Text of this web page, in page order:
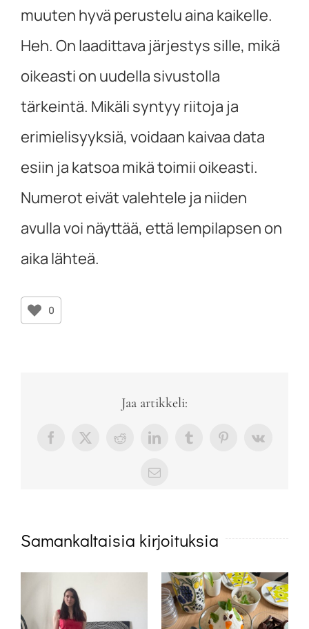
muuten hyvä perustelu aina kaikelle.
Heh. On laadittava järjestys sille, mikä
oikeasti on uudella sivustolla
tärkeintä. Mikäli syntyy riitoja ja
erimielisyyksiä, voidaan kaivaa data
esiin ja katsoa mikä toimii oikeasti.
Numerot eivät valehtele ja niiden
avulla voi näyttää, että lempilapsen on
aika lähteä.
0
Jaa artikkeli:
Facebook
X RedditLinkedInTumblrPinterest
Vk
sähköposti
Samankaltaisia kirjoituksia